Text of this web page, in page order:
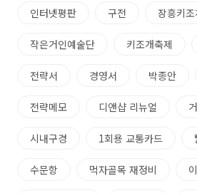
인터넷평판 구전 장흥키조
작은거인예술단 키조개축제
전략서 경영서 박종안
전략메모 디앤샵 리뉴얼
시내구경 1회용 교통카드
수문항 먹자골목 재정비